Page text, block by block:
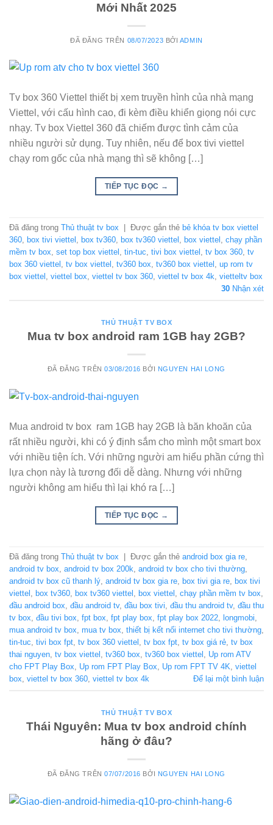
Mới Nhất 2025
ĐÃ ĐĂNG TRÊN 08/07/2023 BỞI ADMIN
Tv box 360 Viettel thiết bị xem truyền hình của nhà mạng
Viettel, với cấu hình cao, đi kèm điều khiển giọng nói cực
nhạy. Tv box Viettel 360 đã chiếm được tình cảm của
nhiều người sử dụng. Tuy nhiên, nếu để box tivi viettel
chạy rom gốc của nhà mạng thì sẽ không […]
TIẾP TỤC ĐỌC →
Đã đăng trong Thủ thuật tv box Được gắn thẻ bẻ khóa tv box viettel
360, box tivi viettel , box tv360, box tv360 viettel , box viettel , chạy phần
mềm tv box, set top box viettel , tin-tuc, tivi box viettel , tv box 360, tv
box 360 viettel , tv box viettel , tv360 box, tv360 box viettel , up rom tv
box viettel , viettel box, viettel tv box 360, viettel tv box 4k, vietteltv box
30 Nhận xét
THỦ THUẬT TV BOX
Mua tv box android ram 1GB hay 2GB?
ĐÃ ĐĂNG TRÊN03/08/2016 BỞI NGUYEN HAI LONG
Mua android tv box ram 1GB hay 2GB là băn khoăn của
rất nhiều người, khi có ý định sắm cho mình một smart box
với nhiều tiện ích. Với những người am hiểu phần cứng thì
lựa chọn này là tương đối dễ dàng. Nhưng với những
người không am hiểu thì lại khó ra […]
TIẾP TỤC ĐỌC →
Đã đăng trong Thủ thuật tv box Được gắn thẻ android box gia re,
android tv box, android tv box 200k, android tv box cho tivi thường,
android tv box cũ thanh lý, android tv box gia re, box tivi gia re, box tivi
viettel , box tv360, box tv360 viettel , box viettel , chạy phần mềm tv box,
đầu android box, đầu android tv, đầu box tivi, đầu thu android tv, đầu thu
tv box, đầu tivi box, fpt box, fpt play box, fpt play box 2022, longmobi,
mua android tv box, mua tv box, thiết bị kết nối internet cho tivi thường,
tin-tuc, tivi box fpt, tv box 360 viettel , tv box fpt, tv box giá rẻ, tv box
thai nguyen, tv box viettel , tv360 box, tv360 box viettel , Up rom ATV
cho FPT Play Box, Up rom FPT Play Box, Up rom FPT TV 4K, viettel
box, viettel tv box 360, viettel tv box 4k Để lại một bình luận
THỦ THUẬT TV BOX
Thái Nguyên: Mua tv box android chính
hãng ở đâu?
ĐÃ ĐĂNG TRÊN07/07/2016 BỞI NGUYEN HAI LONG